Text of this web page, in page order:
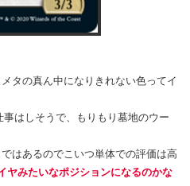
タの真ん中になりきれない色ってイ
はしそうで、もりもり墓地のウー
はあるのでこいつ単体での評価は高
ヤみたいなポジションになるのかな